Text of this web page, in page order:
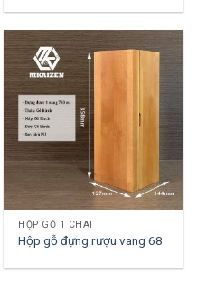
HỘP GỖ 1 CHAI
Hộp gỗ đựng rượu vang 68